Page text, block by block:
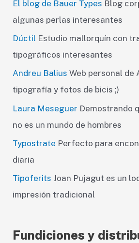
El blog de Bauer Types Blog
algunas perlas interesantes
Dúctil Estudio mallorquín con
tipográficos interesantes
Andreu Balius Web personal de
tipografía y fotos de bicis ;)
Laura Meseguer Demostrando
no es un mundo de hombres
Typostrate Perfecto para
diaria
Tipoferits Joan Pujagut es un
impresión tradicional
Fundiciones y